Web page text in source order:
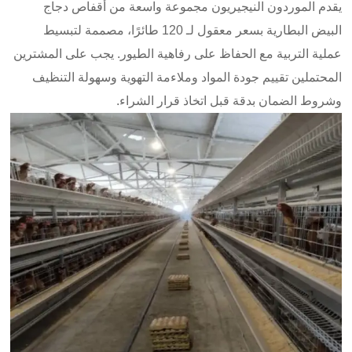
يقدم الموردون النيجيريون مجموعة واسعة من أقفاص دجاج
البيض البطارية بسعر معقول لـ 120 طائرًا، مصممة لتبسيط
عملية التربية مع الحفاظ على رفاهية الطيور. يجب على المشترين
المحتملين تقييم جودة المواد وملاءمة التهوية وسهولة التنظيف
وشروط الضمان بدقة قبل اتخاذ قرار الشراء.